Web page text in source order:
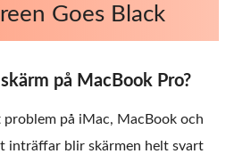
Goes Black
på MacBook Pro?
problem på iMac, MacBook och
inträffar blir skärmen helt svart